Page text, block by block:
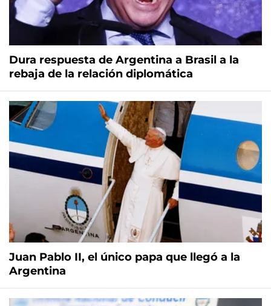
Dura respuesta de Argentina a Brasil a la
rebaja de la relación diplomática
Juan Pablo II, el único papa que llegó a la
Argentina